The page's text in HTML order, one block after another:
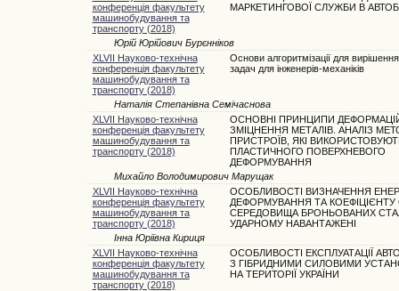
конференція факультету
машинобудування та
транспорту (2018)
МАРКЕТИНГОВОЇ СЛУЖБИ В
Юрій Юрійович Бурєнніков
XLVII Науково-технічна
конференція факультету
машинобудування та
транспорту (2018)
Основи алгоритмізації для
задач для інженерів-механіків
Наталія Степанівна Семічаснова
XLVII Науково-технічна
конференція факультету
машинобудування та
транспорту (2018)
ОСНОВНІ ПРИНЦИПИ
ЗМІЦНЕННЯ МЕТАЛІВ. АНАЛІЗ
ПРИСТРОЇВ, ЯКІ
ПЛАСТИЧНОГО ПОВЕРХНЕВОГО
ДЕФОРМУВАННЯ
Михайло Володимирович Марущак
XLVII Науково-технічна
конференція факультету
машинобудування та
транспорту (2018)
ОСОБЛИВОСТІ ВИЗНАЧЕННЯ
ДЕФОРМУВАННЯ ТА
СЕРЕДОВИЩА БРОНЬОВАНИХ
УДАРНОМУ НАВАНТАЖЕНІ
Інна Юріївна Кириця
XLVII Науково-технічна
конференція факультету
машинобудування та
транспорту (2018)
ОСОБЛИВОСТІ ЕКСПЛУАТАЦІЇ
З ГІБРИДНИМИ СИЛОВИМИ
НА ТЕРИТОРІЇ УКРАЇНИ